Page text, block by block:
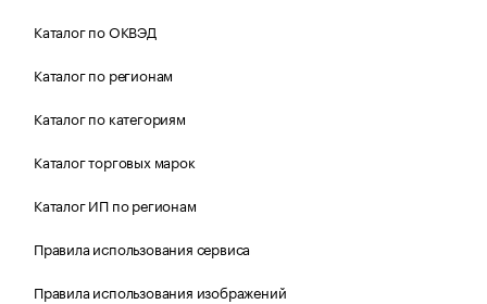
Каталог по ОКВЭД
Каталог по регионам
Каталог по категориям
Каталог торговых марок
Каталог ИП по регионам
Правила использования сервиса
Правила использования изображений